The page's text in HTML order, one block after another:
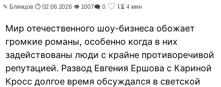
✎ Блинцов ⏱ 02.06.2026 👁 1007🗨 0 ♡ 1⏳ 4 мин
Мир отечественного шоу-бизнеса обожает
громкие романы, особенно когда в них
задействованы люди с крайне противоречивой
репутацией. Развод Евгения Ершова с Кариной
Кросс долгое время обсуждался в светской